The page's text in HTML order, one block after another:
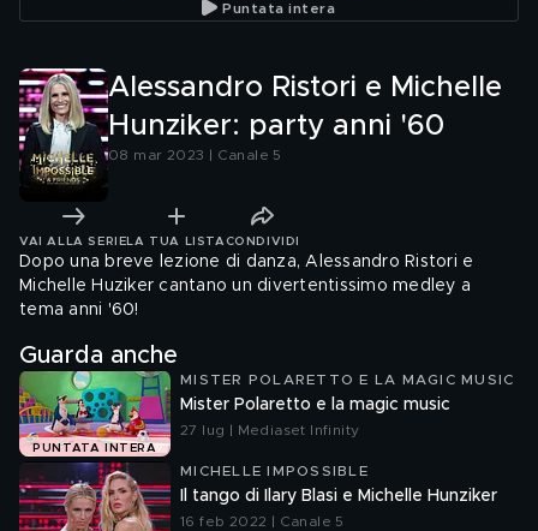
Puntata intera
Alessandro Ristori e Michelle
Hunziker: party anni '60
08 mar 2023 | Canale 5
VAI ALLA SERIE LA TUA LISTA CONDIVIDI
Dopo una breve lezione di danza, Alessandro Ristori e
Michelle Huziker cantano un divertentissimo medley a
tema anni '60!
Guarda anche
PUNTATA INTERA
MISTER POLARETTO E LA MAGIC MUSIC
Mister Polaretto e la magic music
27 lug | Mediaset Infinity
MICHELLE IMPOSSIBLE
Il tango di Ilary Blasi e Michelle Hunziker
16 feb 2022 | Canale 5